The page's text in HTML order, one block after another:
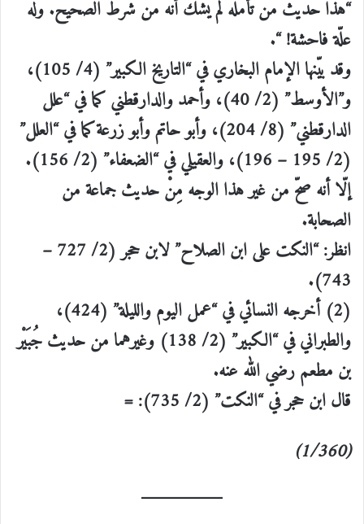
“هذا حديث من تأمّله لم يشكّ أنه من شرط الصحيح. وله
علّة فاحشة! “.
وقد بيّنها الإمام البخاري في “التاريخ الكبير” (4/ 105)،
و”الأوسط” (2/ 40)، وأحمد والدارقطني كما في “علل
الدارقطني” (8/ 204)، وأبو حاتم وأبو زرعة كما في “العلل”
(2/ 195 – 196)، والعقيلي في “الضعفاء” (2/ 156).
إلّا أنه صحّ من غير هذا الوجه مِنْ حديث جماعة من
الصحابة.
انظر: “النكت على ابن الصلاح” لابن حجر (2/ 727 –
743).
(2) أخرجه النسائي في “عمل اليوم والليلة” (424)،
والطبراني في “الكبير” (2/ 138) وغيرهما من حديث جُبَيْر
بن مطعم رضي الله عنه.
قال ابن حجر في “النكت” (2/ 735): =
(1/360)